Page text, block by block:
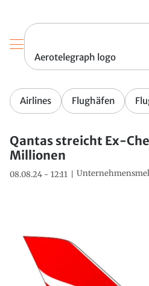
Aerotelegraph logo
Airlines Flughäfen
Qantas streicht Ex-
Millionen
08.08.24 - 12:11